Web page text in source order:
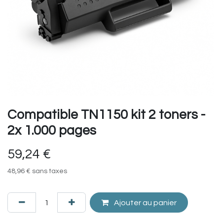
Compatible TN1150 kit 2 toners -
2x 1.000 pages
59,24 €
48,96 € sans taxes
Ajouter au panier